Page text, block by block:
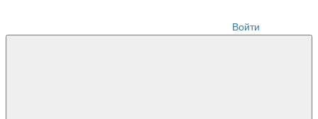
Войти